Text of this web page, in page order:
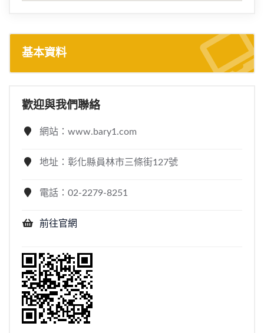
基本資料
歡迎與我們聯絡
網站：www.bary1.com
地址：彰化縣員林市三條街127號
電話：02-2279-8251
前往官網